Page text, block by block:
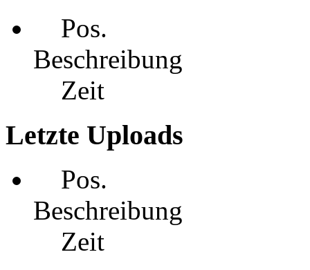
Pos.
Beschreibung
Zeit
Letzte Uploads
Pos.
Beschreibung
Zeit